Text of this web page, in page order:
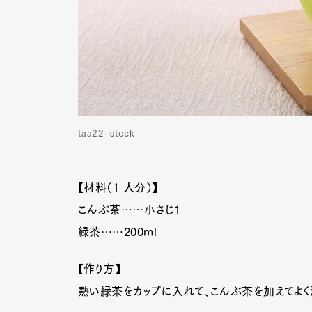
taa22-istock
【材料（1 人分）】
こんぶ茶……小さじ1
緑茶……200ml
【作り方】
熱い緑茶をカップに入れて、こんぶ茶を加えてよく